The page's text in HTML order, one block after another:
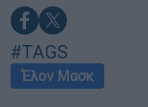
#TAGS
Έλον Μασκ